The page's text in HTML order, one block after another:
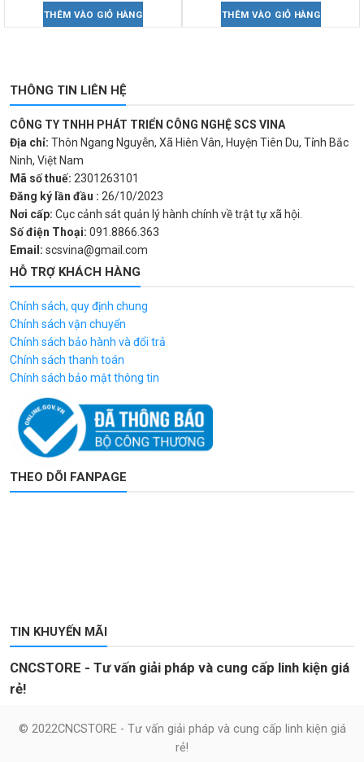
THÊM VÀO GIỎ HÀNG THÊM VÀO GIỎ HÀNG
THÔNG TIN LIÊN HỆ
CÔNG TY TNHH PHÁT TRIỂN CÔNG NGHỆ SCS VINA
Địa chỉ: Thôn Ngang Nguyễn, Xã Hiên Vân, Huyện Tiên Du, Tỉnh Bắc
Ninh, Việt Nam
Mã số thuế: 2301263101
Đăng ký lần đầu : 26/10/2023
Nơi cấp: Cục cảnh sát quản lý hành chính về trật tự xã hội.
Số điện Thoại: 091.8866.363
Email: scsvina@gmail.com
HỖ TRỢ KHÁCH HÀNG
Chính sách, quy định chung
Chính sách vận chuyển
Chính sách bảo hành và đổi trả
Chính sách thanh toán
Chính sách bảo mật thông tin
THEO DÕI FANPAGE
TIN KHUYẾN MÃI
CNCSTORE - Tư vấn giải pháp và cung cấp linh kiện giá
rẻ!
© 2022CNCSTORE - Tư vấn giải pháp và cung cấp linh kiện giá
rẻ!